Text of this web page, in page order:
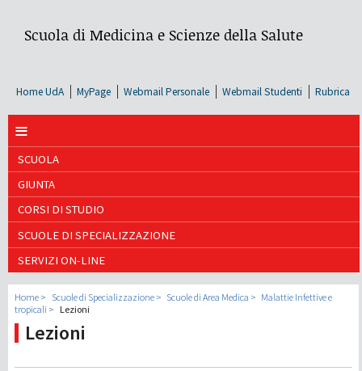
Scuola di Medicina e Scienze della Salute
Home UdA MyPage Webmail Personale Webmail Studenti Rubrica
≡
SCUOLA
GIUNTA
CORSI DI STUDIO
SCUOLE DI SPECIALIZZAZIONE
SERVIZI ON-LINE
Home Scuole di Specializzazione Scuole di Area Medica
Malattie Infettive e
tropicali
Lezioni
Lezioni